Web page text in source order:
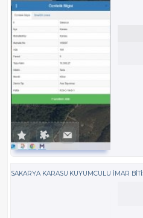
SAKARYA KARASU KUYUMCULU İMAR